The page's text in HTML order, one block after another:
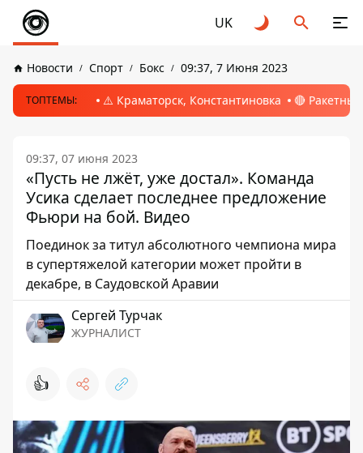
UK
Новости Спорт Бокс 09:37, 7 Июня 2023
ТОПТЕМЫ: ⚠️ Краматорск, Константиновка 🔴
09:37, 07 июня 2023
«Пусть не лжёт, уже достал». Команда
Усика сделает последнее предложение
Фьюри на бой. Видео
Поединок за титул абсолютного чемпиона мира
в супертяжелой категории может пройти в
декабре, в Саудовской Аравии
Сергей Турчак
ЖУРНАЛИСТ
👍